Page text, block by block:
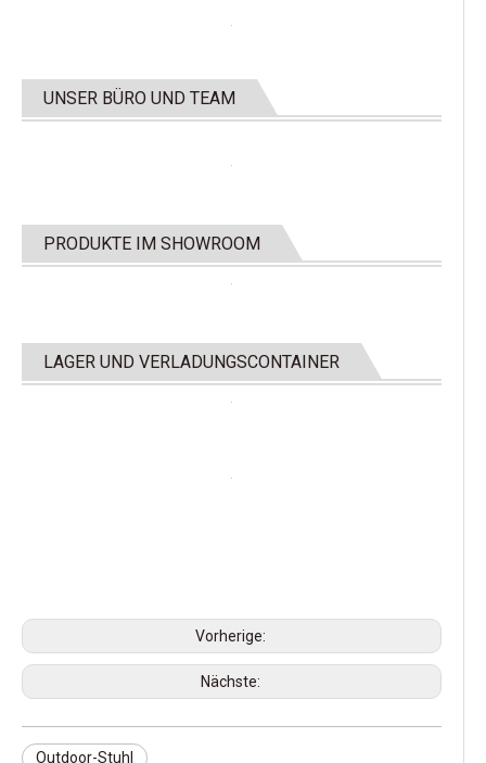
UNSER BÜRO UND TEAM
PRODUKTE IM SHOWROOM
LAGER UND VERLADUNGSCONTAINER
Vorherige:
Nächste:
Outdoor-Stuhl